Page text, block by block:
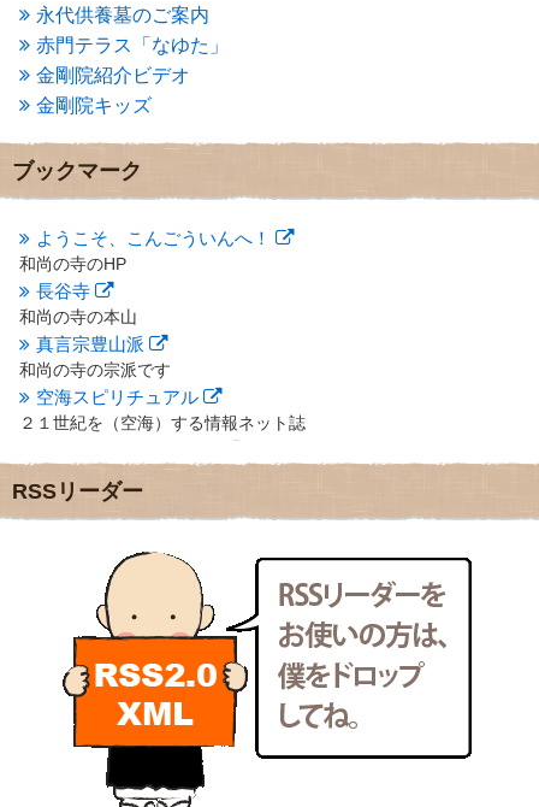
2013年5月(13)
2013年4月(1)
2013年3月 (4)
2013年2月(6)
2013年1月(6)
2012年12月(7)
2012年11月(7)
2012年10月
2012年8月
(9)
2012年7月(10)
2012年6月
2012年5月(16)
2012年4月 (16)
2012年3月(17)
2012年2月(20)
2012年1月(25)
2011年11月(28)
2011年10月(31)
2011年9月(24)
2011年7月(18)
2011年6月
2011年5月
(15)
2011年4月(17)
2011年3月(15)
2011年2月
2011年1月(22)
2010年12月(21)
2010年11月
2010年10月(13)
永代供養墓のご案内
赤門テラス「なゆた」
金剛院紹介ビデオ
金剛院キッズ
ブックマーク
ようこそ、こんごういんへ！
和尚の寺のHP
長谷寺
和尚の寺の本山
真言宗豊山派
和尚の寺の宗派です
空海スピリチュアル
２１世紀を（空海）する情報ネット誌
地域のライターさんです
小豆島 圓満寺
新聞屋の道具箱
新聞社で使われる用語の解説など
makotoさんの御符内巡礼記
東京の巡礼記です
POLYHEDON
いろいろなことが書いてあるよ
bunchan
あちこち行って！
目白鍼灸院
日本人の繊細な体質にあわせた、やさしく気持ちよい鍼灸治療で
RSSリーダー